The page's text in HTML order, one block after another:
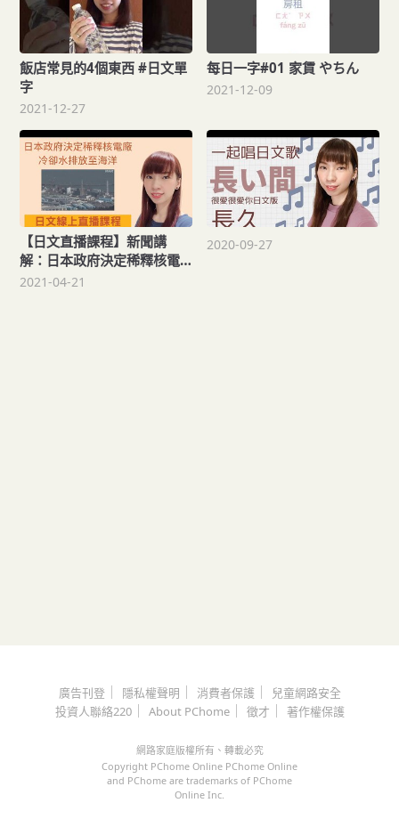
飯店常見的4個東西 #日文單
字
2021-12-27
每日一字#01 家賃 やちん
2021-12-09
【日文直播課程】新聞講
解：日本政府決定稀釋核電
廠冷卻水排放至海洋【N4-
2021-04-21
2020-09-27
廣告刊登｜ 隱私權聲明 消費者保護｜
兒童網路安全
投資人聯絡220｜ About PChome｜ 徵才 著作權保護
網路家庭版權所有、轉載必究
Copyright PChome Online PChome Online
and PChome are trademarks of PChome
Online Inc.